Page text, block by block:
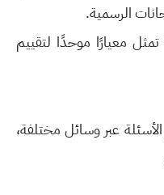
الرسمية.
معيارًا موحدًا لتقييم
عبر وسائل مختلفة،